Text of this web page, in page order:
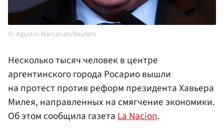
Agustin Marcarian/Reuters
Несколько тысяч человек в центре
аргентинского города Росарио вышли
на протест против реформ президента Хавьера
Милея, направленных на смягчение экономики.
Об этом сообщила газетаLa Nacion.